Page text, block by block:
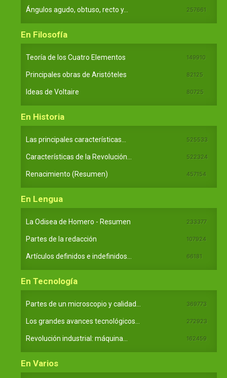
Ángulos agudo, obtuso, recto y... 257661
En Filosofía
Teoría de los Cuatro Elementos 149910
Principales obras de Aristóteles 82125
Ideas de Voltaire 80725
En Historia
Las principales características... 525533
Características de la Revolución... 522324
Renacimiento (Resumen) 457154
En Lengua
La Odisea de Homero - Resumen 233377
Partes de la redacción 107924
Artículos definidos e indefinidos... 66181
En Tecnología
Partes de un microscopio y calidad... 369773
Los grandes avances tecnológicos... 272923
Revolución industrial: máquina... 162459
En Varios